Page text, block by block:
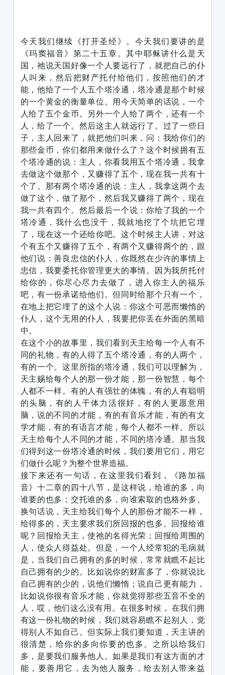
今天我们继续《打开圣经》。今天我们要讲的是
《玛窦福音》第二十五章。其中耶稣讲什么是天
国，祂说天国好像一个人要远行了，就把自己的仆
人叫来，然后把财产托付给他们，按照他们的才
能，他给了一个人五个塔冷通，塔冷通是那个时候
的一个黄金的衡量单位。用今天简单的话说，一个
人给了五个金币。另外一个人给了两个，还有一个
人，给了一个。然后这主人就远行了。过了一些日
子，主人回来了，就把他们叫来，问：我给你们的
那些金币，你们都用来做什么了？这个时候拥有五
个塔冷通的说：主人，你看我用五个塔冷通，我拿
去做这个做那个，又赚得了五个，现在我一共有十
个了。那有两个塔冷通的说：主人，我拿这两个去
做了这个，做了那个，然后我又赚得了两个，现在
我一共有四个。然后最后一个说：你给了我的一个
塔冷通，我什么也没干，我就地挖了个坑把它埋
了，现在这一个还给你吧。这个时候主人讲，对这
个有五个又赚得了五个，有两个又赚得两个的，跟
他们说：善良忠信的仆人，你既然在少许的事情上
忠信，我要委托你管理更大的事情。因为我所托付
给你的，你尽心尽力去做了，进入你主人的福乐
吧，有一份承诺给他们。但同时给那个只有一个，
在地上把它埋了的这个人说：你这个可恶而懒惰的
仆人，这个无用的仆人，我要把你丢在外面的黑暗
中。
在这个小的故事里，我们看到天主给每一个人有不
同的礼物，有的人得了五个塔冷通，有的人两个，
有的一个。这里所指的塔冷通，我们可以理解为，
天主赐给每个人的那一份才能，那一份智慧，每个
人都不一样。有的人有强壮的体魄，有的人有聪明
的头脑，有的人干体力活很好，有的人更愿意用
脑，说的不同的才能，有的有音乐才能，有的有文
学才能，有的有语言才能，每个人都不一样。所以
天主给每个人不同的才能，不同的塔冷通。那当我
们得到这一份塔冷通的时候，我们要用它们，用它
们做什么呢？为整个世界造福。
接下来还有一句话，在这里我们看到，《路加福
音》十二章的四十八节，是这样说，给谁的多，向
谁要的也多；交托谁的多，向谁索取的也格外多。
换句话说，天主给我们每个人的那份才能不一样，
给得多的，天主要求我们所回报的也多。回报给谁
呢？回报给天主，使祂的名得光荣；回报给周围的
人，使众人得益处。但是，一个人经常犯的毛病就
是，当我们自己拥有的多的时候，常常就瞧不起比
自己拥有的少的。比如说你的财富多了，你就说比
自己拥有的少的，说他们懒惰；说自己更有能力，
比如说你很有音乐才能，你就觉得那些五音不全的
人，哎，他们这么没有用。在很多时候， 在我们拥
有这一份礼物的时候，我们就容易瞧不起别人，觉
得别人不如自己。但实际上我们要知道，天主讲的
很清楚，给你的多向你要的也多。之所以给我们
多，是要我们服务他人。如果是我们有这方面的才
能，要善用它，去为他人服务，给去别人带来益